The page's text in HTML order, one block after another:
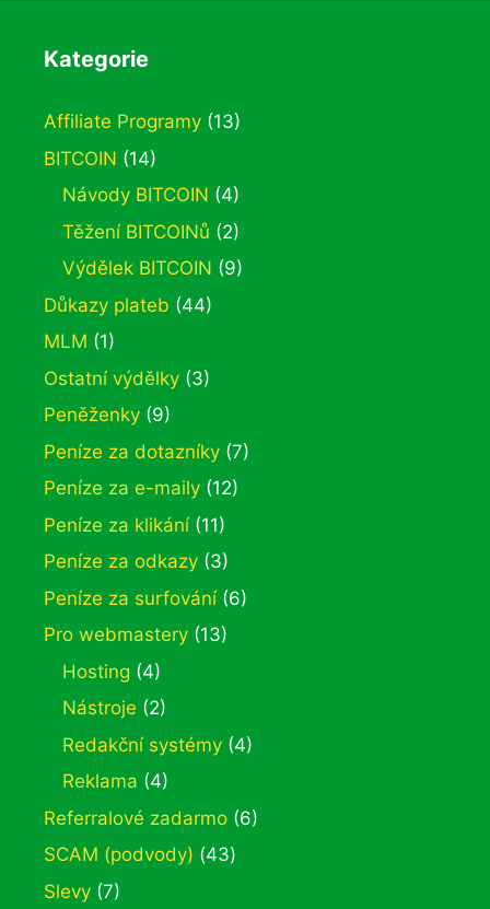
Kategorie
Affiliate Programy (13)
BITCOIN (14)
Návody BITCOIN (4)
Těžení BITCOINů (2)
Výdělek BITCOIN (9)
Důkazy plateb (44)
MLM (1)
Ostatní výdělky (3)
Peněženky (9)
Peníze za dotazníky (7)
Peníze za e-maily (12)
Peníze za klikání(11)
Peníze za odkazy (3)
Peníze za surfování(6)
Pro webmastery (13)
Hosting (4)
Nástroje (2)
Redakční systémy (4)
Reklama (4)
Referralové zadarmo (6)
SCAM (podvody) (43)
Slevy (7)